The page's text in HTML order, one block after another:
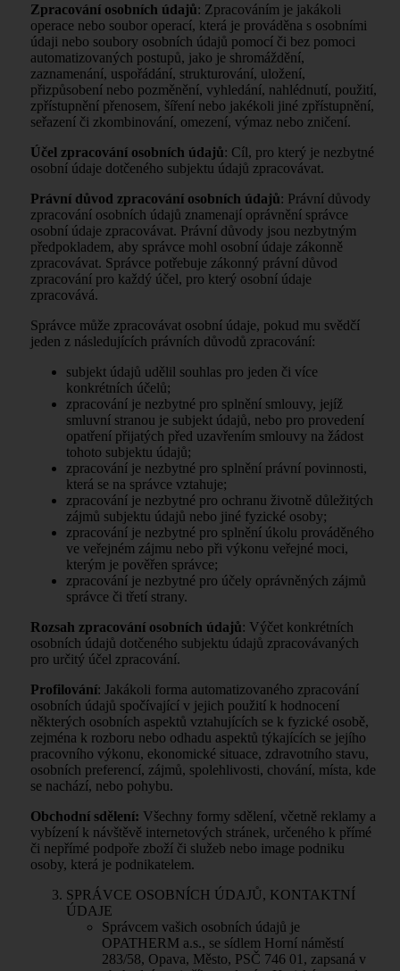
Zpracování osobních údajů: Zpracováním je jakákoli
operace nebo soubor operací, která je prováděna s osobními
údaji nebo soubory osobních údajů pomocí či bez pomoci
automatizovaných postupů, jako je shromáždění,
zaznamenání, uspořádání, strukturování, uložení,
přizpůsobení nebo pozměnění, vyhledání, nahlédnutí, použití,
zpřístupnění přenosem, šíření nebo jakékoli jiné zpřístupnění,
seřazení či zkombinování, omezení, výmaz nebo zničení.
Účel zpracování osobních údajů: Cíl, pro který je nezbytné
osobní údaje dotčeného subjektu údajů zpracovávat.
Právní důvod zpracování osobních údajů: Právní důvody
zpracování osobních údajů znamenají oprávnění správce
osobní údaje zpracovávat. Právní důvody jsou nezbytným
předpokladem, aby správce mohl osobní údaje zákonně
zpracovávat. Správce potřebuje zákonný právní důvod
zpracování pro každý účel, pro který osobní údaje
zpracovává.
Správce může zpracovávat osobní údaje, pokud mu svědčí
jeden z následujících právních důvodů zpracování:
subjekt údajů udělil souhlas pro jeden či více
konkrétních účelů;
zpracování je nezbytné pro splnění smlouvy, jejíž
smluvní stranou je subjekt údajů, nebo pro provedení
opatření přijatých před uzavřením smlouvy na žádost
tohoto subjektu údajů;
zpracování je nezbytné pro splnění právní povinnosti,
která se na správce vztahuje;
zpracování je nezbytné pro ochranu životně důležitých
zájmů subjektu údajů nebo jiné fyzické osoby;
zpracování je nezbytné pro splnění úkolu prováděného
ve veřejném zájmu nebo při výkonu veřejné moci,
kterým je pověřen správce;
zpracování je nezbytné pro účely oprávněných zájmů
správce či třetí strany.
Rozsah zpracování osobních údajů: Výčet konkrétních
osobních údajů dotčeného subjektu údajů zpracovávaných
pro určitý účel zpracování.
Profilování: Jakákoli forma automatizovaného zpracování
osobních údajů spočívající v jejich použití k hodnocení
některých osobních aspektů vztahujících se k fyzické osobě,
zejména k rozboru nebo odhadu aspektů týkajících se jejího
pracovního výkonu, ekonomické situace, zdravotního stavu,
osobních preferencí, zájmů, spolehlivosti, chování, místa, kde
se nachází, nebo pohybu.
Obchodní sdělení: Všechny formy sdělení, včetně reklamy a
vybízení k návštěvě internetových stránek, určeného k přímé
či nepřímé podpoře zboží či služeb nebo image podniku
osoby, která je podnikatelem.
SPRÁVCE OSOBNÍCH ÚDAJŮ, KONTAKTNÍ
ÚDAJE
Správcem vašich osobních údajů je
OPATHERM a.s., se sídlem Horní náměstí
283/58, Opava, Město, PSČ 746 01, zapsaná v